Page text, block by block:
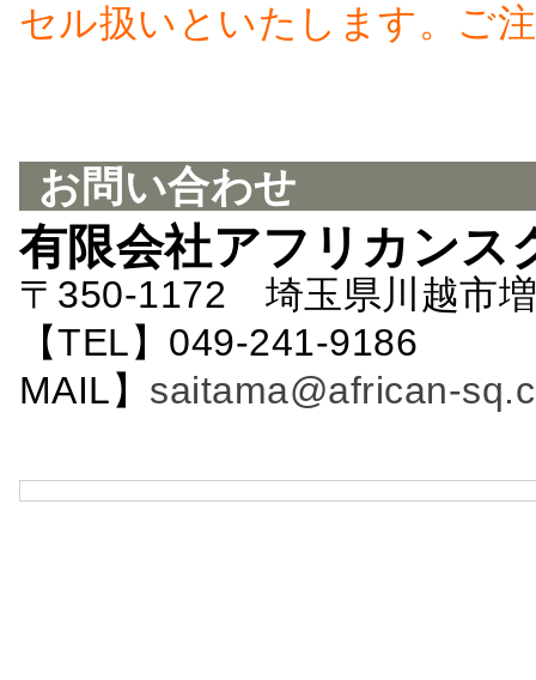
セル扱いといたします。ご
お問い合わせ
有限会社アフリカンス
〒350-1172 埼玉県川越市
【TEL】049-241-
MAIL】 saitama@african-